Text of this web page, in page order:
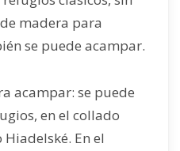
madera para
se puede acampar.
acampar: se puede
en el collado
En el